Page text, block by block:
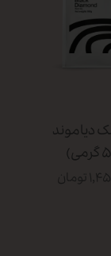
دیاموند
تومان